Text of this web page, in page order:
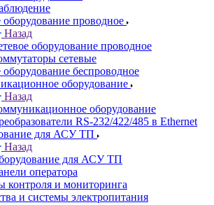
оборудование проводное
Назад
оборудование проводное
сетевые
оборудование беспроводное
оборудование
Назад
оборудование
RS-232/422/485 в Ethernet
для АСУ ТП
Назад
для АСУ ТП
оператора
контроля и мониторинга
и системы электропитания